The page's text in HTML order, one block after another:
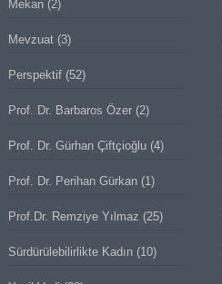
Mekan(2)
Mevzuat(3)
Perspektif(52)
Prof. Dr. Barbaros Özer(2)
Prof. Dr. Gürhan Çiftçioğlu(4)
Prof. Dr. Perihan Gürkan(1)
Prof.Dr. Remziye Yılmaz (25)
Sürdürülebilirlikte Kadın(10)